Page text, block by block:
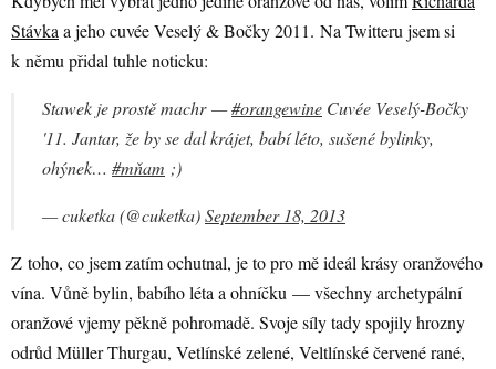
Stávka a jeho cuvée Veselý & Bočky 2011. Na Twitteru jsem si
k němu přidal tuhle noticku:
Stawek je prostě machr —#orangewine Cuvée Veselý-Bočky
'11. Jantar, že by se dal krájet, babí léto, sušené bylinky,
ohýnek… #mňam ;)
— cuketka (@cuketka)September 18, 2013
Z toho, co jsem zatím ochutnal, je to pro mě ideál krásy oranžového
vína. Vůně bylin, babího léta a ohníčku — všechny archetypální
oranžové vjemy pěkně pohromadě. Svoje síly tady spojily hrozny
odrůd Müller Thurgau, Vetlínské zelené, Veltlínské červené rané,